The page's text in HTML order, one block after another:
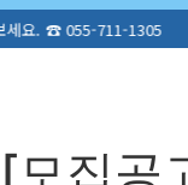
[모집공